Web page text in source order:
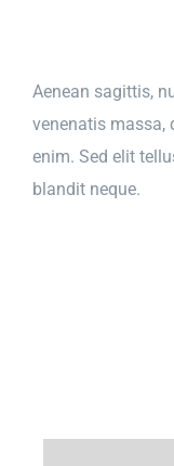
contenuto
Aenean sagittis,
venenatis massa,
enim. Sed elit
blandit neque.